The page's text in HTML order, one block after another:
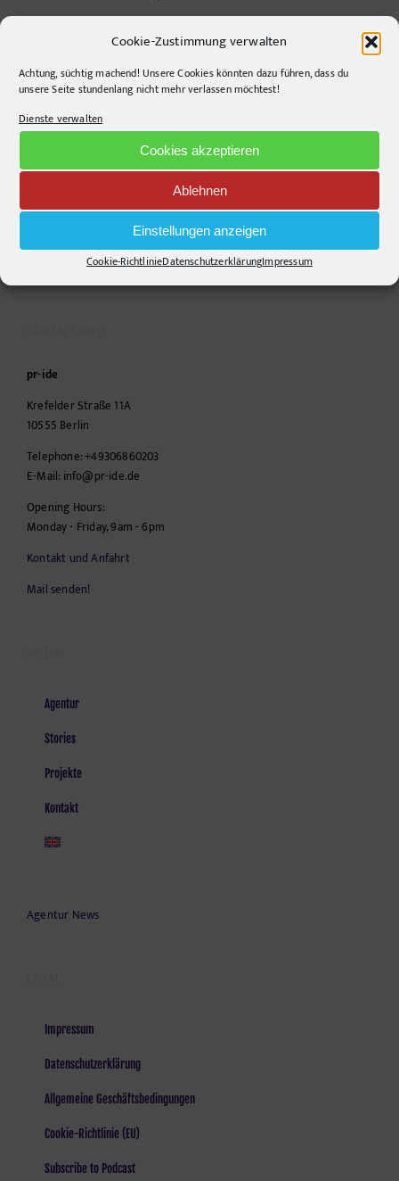
Cookie-Zustimmung verwalten
Achtung, süchtig machend! Unsere Cookies könnten dazu führen, dass du
unsere Seite stundenlang nicht mehr verlassen möchtest!
Dienste verwalten
Cookies akzeptieren
Ablehnen
Einstellungen anzeigen
Cookie-RichtlinieDatenschutzerklärungImpressum
Warum die
Energiewende auf
Motorraum beginnt
Agrarwelt 2035 –
Die Kommentarfunktion wurde geschlossen.
pr-ide
Krefelder Straße 11A
10555 Berlin
Telephone:+49306860203
E-Mail: info@pr-ide.de
Opening Hours:
Monday - Friday, 9am - 6pm
Kontakt und Anfahrt
Mail senden!
Agentur
Stories
Projekte
Kontakt
Agentur News
Impressum
Datenschutzerklärung
Allgemeine Geschäftsbedingungen
Cookie-Richtlinie (EU)
Subscribe to Podcast